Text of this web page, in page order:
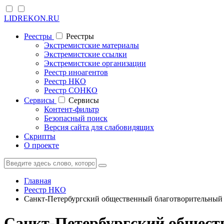
LIDREKON.RU
Реестры
Реестры
Экстремистские материалы
Экстремистские ссылки
Экстремистские организации
Реестр иноагентов
Реестр НКО
Реестр СОНКО
Cервисы
Cервисы
Контент-фильтр
Безопасный поиск
Версия сайта для слабовидящих
Скрипты
О проекте
Главная
Реестр НКО
Санкт-Петербургский общественный благотворительный